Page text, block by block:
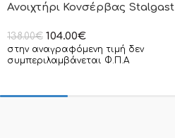
Ανοιχτήρι Κονσέρβας Stalgast
138.00€ 104.00€
στην αναγραφόμενη τιμή δεν
συμπεριλαμβάνεται Φ.Π.Α